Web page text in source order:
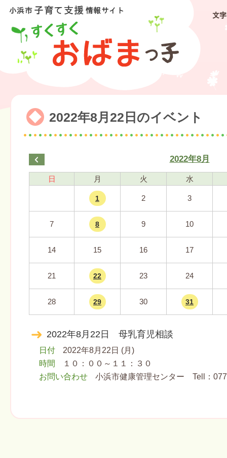
文
2022年8月22日のイベント
2022年8月
日 月 火 水
1 2 3
7 8 9 10
14 15 16 17
21 22 23 24
28 29 30 31
2022年8月22日 母乳育児相談
日付
2022年8月22日 (月)
時間
１０：００～１１：３０
お問い合わせ
小浜市健康管理センター Tell：